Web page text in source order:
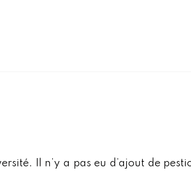
Il n’y a pas eu d’ajout de